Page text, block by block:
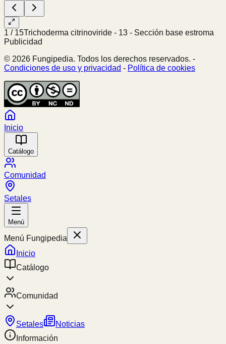
1 / 15Trichoderma citrinoviride - 13 - Sección base estroma
Publicidad
© 2026 Fungipedia. Todos los derechos reservados. -
Condiciones de uso y privacidad - Política de cookies
Inicio
Catálogo
Comunidad
Setales
Menú
Menú Fungipedia
Inicio
Catálogo
Comunidad
Setales
Noticias
Información